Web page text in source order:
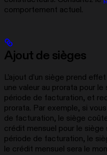
comportement actuel.
Ajout de sièges
L’ajout d’un siège prend
une valeur au prorata pour
période de facturation, et
prorata. Par exemple, si
de facturation, le siège
crédit mensuel pour le siège
période de facturation, le
le crédit mensuel sera le